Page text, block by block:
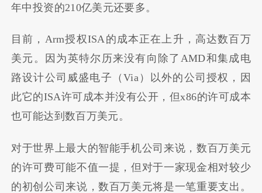
年中投资的210亿美元还要多。
目前，Arm授权ISA的成本正在上升，高达数百万
美元。因为英特尔历来没有向除了AMD和集成电
路设计公司威盛电子（Via）以外的公司授权，因
此它的ISA许可成本并没有公开，但x86的许可成本
也可能达到数百万美元。
对于世界上最大的智能手机公司来说，数百万美元
的许可费可能不值一提，但对于一家现金相对较少
的初创公司来说，数百万美元将是一笔重要支出。